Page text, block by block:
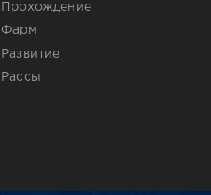
Прохождение
Фарм
Развитие
Рассы